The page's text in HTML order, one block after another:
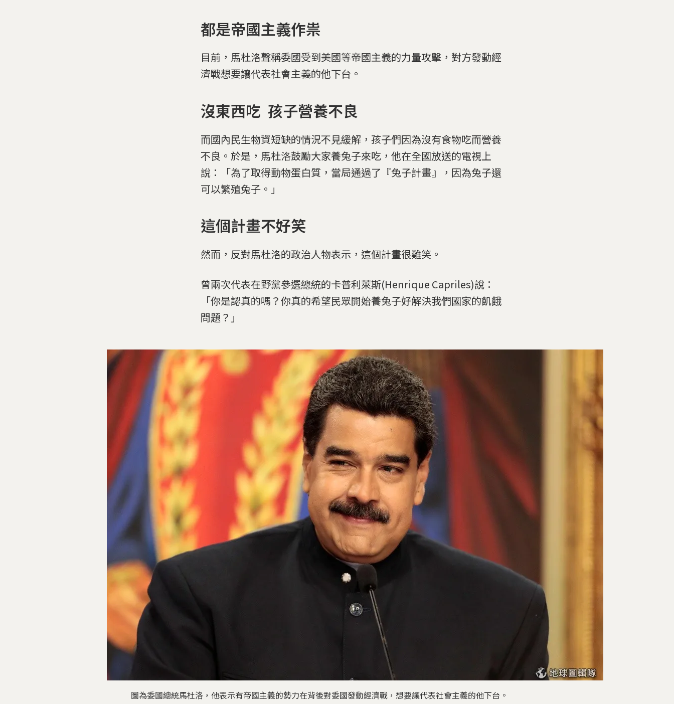
都是帝國主義作祟
目前，馬杜洛聲稱委國受到美國等帝國主義的力量攻擊，對方發動經
濟戰想要讓代表社會主義的他下台。
沒東西吃 孩子營養不良
而國內民生物資短缺的情況不見緩解，孩子們因為沒有食物吃而營養
不良。於是，馬杜洛鼓勵大家養兔子來吃，他在全國放送的電視上
說：「為了取得動物蛋白質，當局通過了『兔子計畫』，因為兔子還
可以繁殖兔子。」
這個計畫不好笑
然而，反對馬杜洛的政治人物表示，這個計畫很難笑。
曾兩次代表在野黨參選總統的卡普利萊斯(Henrique Capriles)說：
「你是認真的嗎？你真的希望民眾開始養兔子好解決我們國家的飢餓
問題？」
圖為委國總統馬杜洛，他表示有帝國主義的勢力在背後對委國發動經濟戰，想要讓代表社會主義的他下台。